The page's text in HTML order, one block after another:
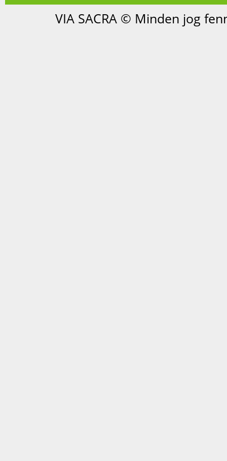
VIA SACRA © Minden jog